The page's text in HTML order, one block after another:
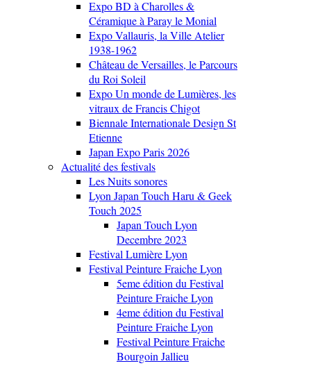
Expo BD à Charolles &
Céramique à Paray le Monial
Expo Vallauris, la Ville Atelier
1938-1962
Château de Versailles, le Parcours
du Roi Soleil
Expo Un monde de Lumières, les
vitraux de Francis Chigot
Biennale Internationale Design St
Etienne
Japan Expo Paris 2026
Actualité des festivals
Les Nuits sonores
Lyon Japan Touch Haru & Geek
Touch 2025
Japan Touch Lyon
Decembre 2023
Festival Lumière Lyon
Festival Peinture Fraiche Lyon
5eme édition du Festival
Peinture Fraiche Lyon
4eme édition du Festival
Peinture Fraiche Lyon
Festival Peinture Fraiche
Bourgoin Jallieu